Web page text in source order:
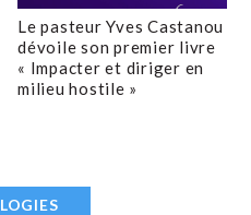
Le pasteur Yves Castanou
dévoile son premier livre
« Impacter et diriger en
milieu hostile »